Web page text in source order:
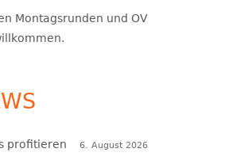
Montagsrunden und OV
profitieren 6. August 2026